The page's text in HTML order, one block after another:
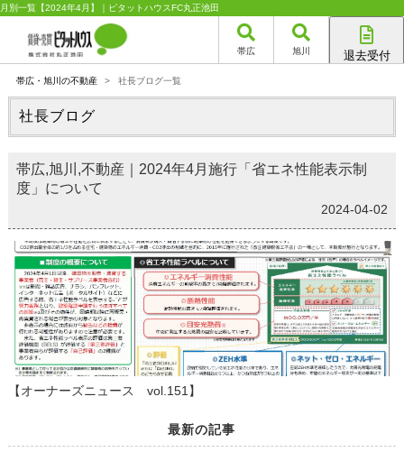
月別一覧【2024年4月】｜ピタットハウスFC丸正池田
帯広 旭川 退去受付
帯広・旭川の不動産 > 社長ブログ一覧
社長ブログ
帯広,旭川,不動産｜2024年4月施行「省エネ性能表示制
度」について
2024-04-02
【オーナーズニュース vol.151】
最新の記事